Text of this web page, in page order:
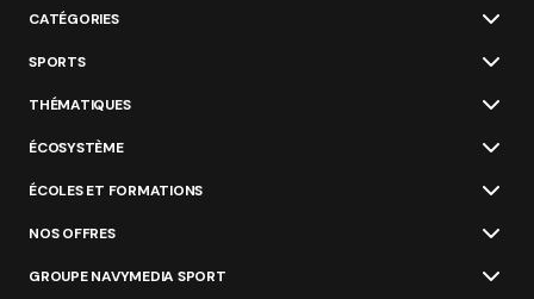
CATÉGORIES
SPORTS
THÉMATIQUES
ÉCOSYSTÈME
ÉCOLES ET FORMATIONS
NOS OFFRES
GROUPE NAVYMEDIA SPORT